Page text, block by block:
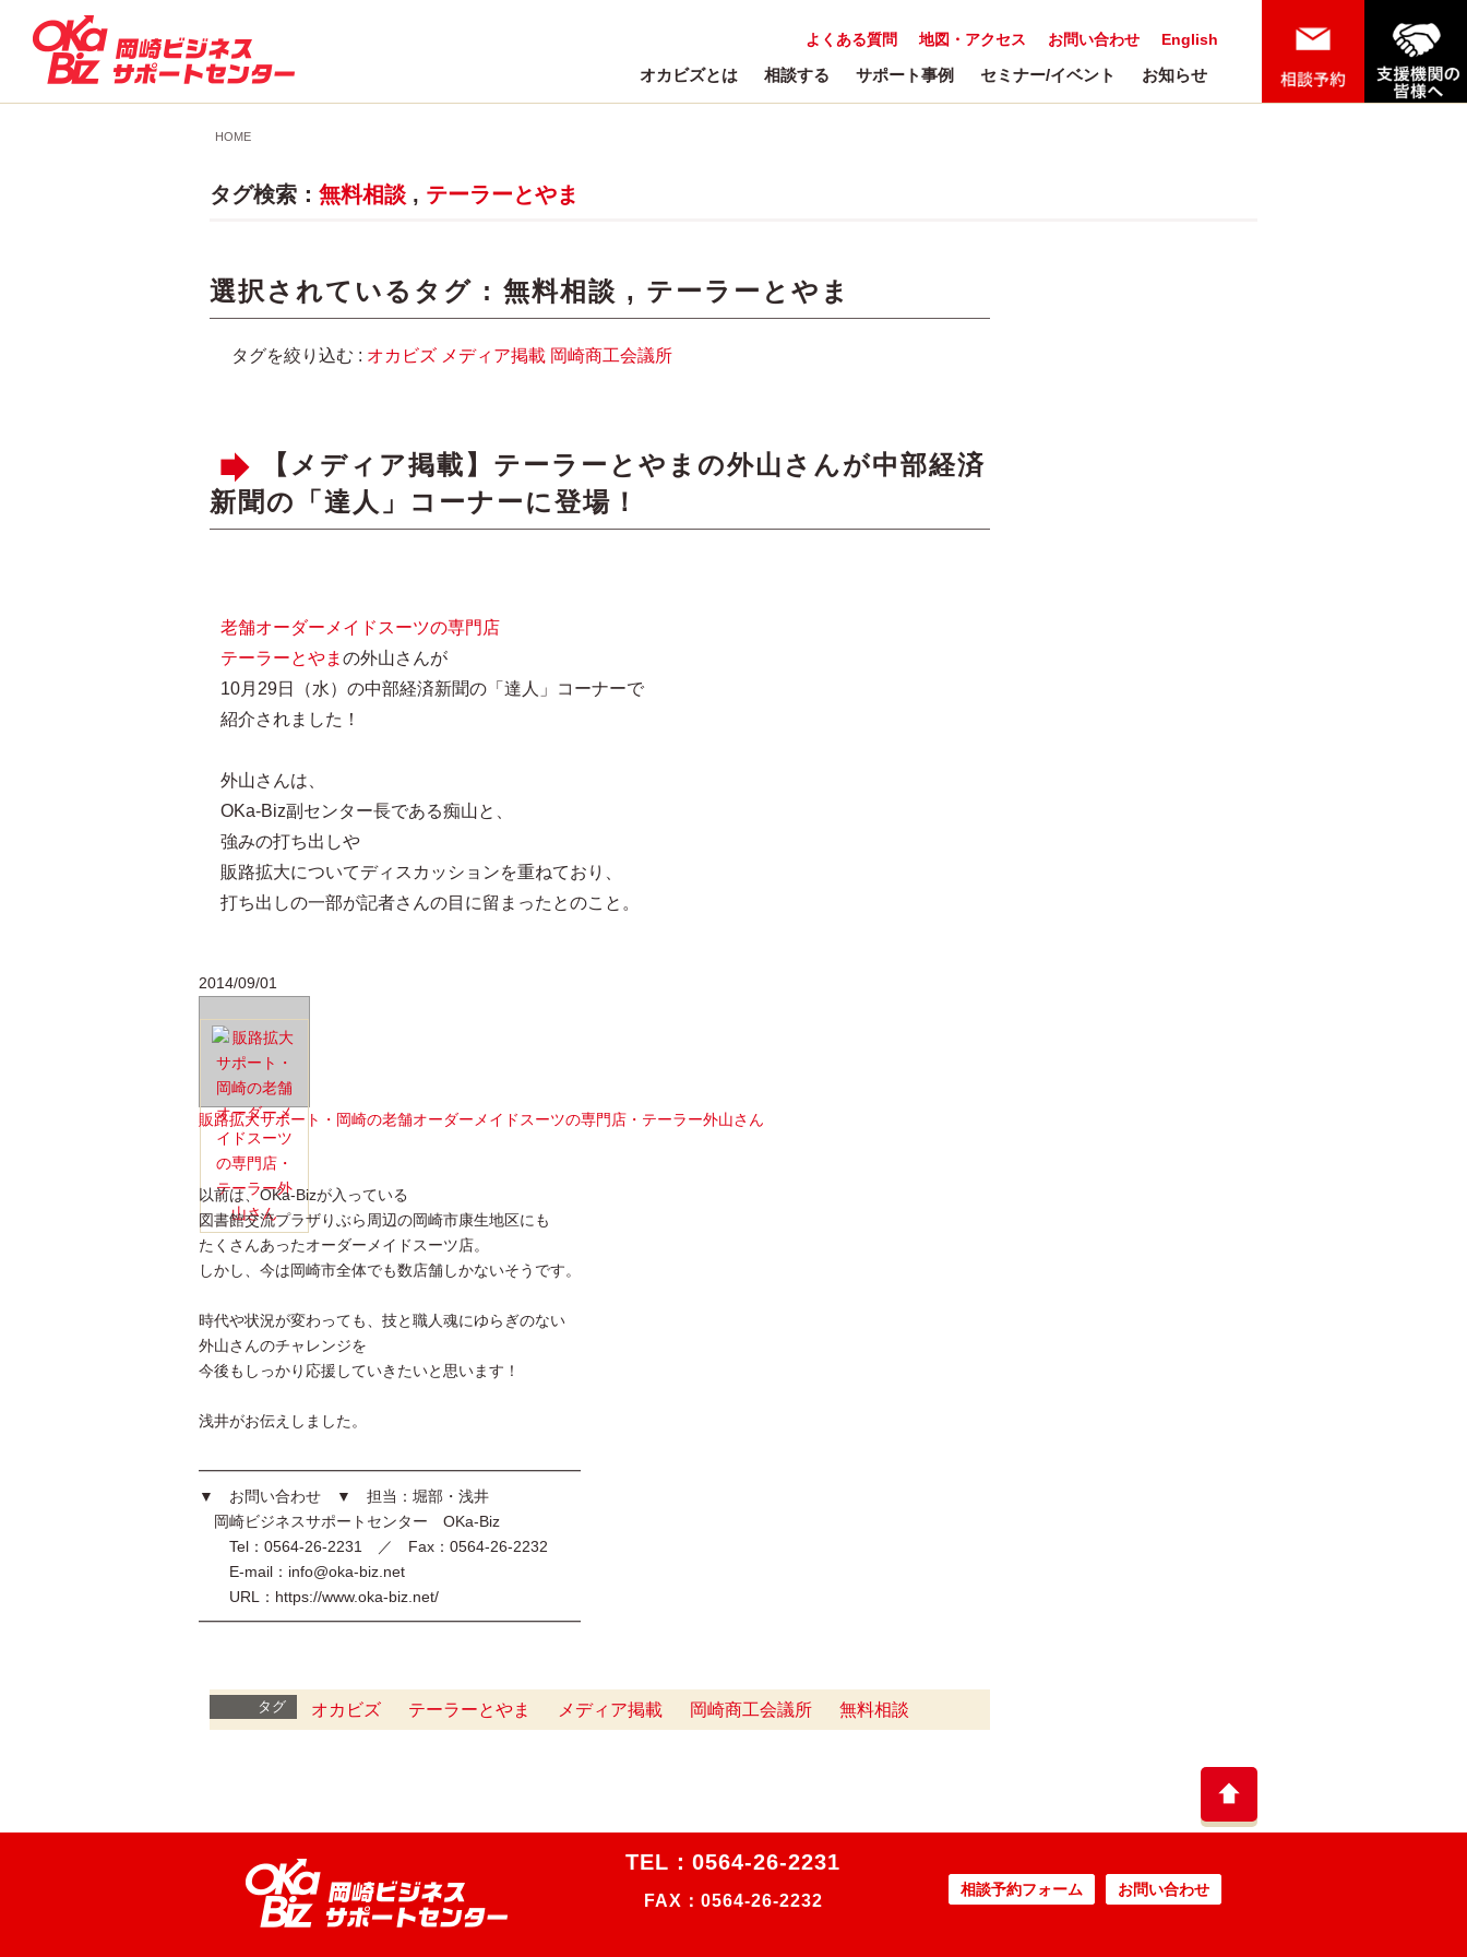
English
お問い合わせ
地図・アクセス
よくある質問
オカビズとは 相談する サポート事例 セミナー/イベント お知らせ
HOME
タグ検索： 無料相談 , テーラーとやま
選択されているタグ : 無料相談 , テーラーとやま
タグを絞り込む : オカビズ メディア掲載 岡崎商工会議所
【メディア掲載】テーラーとやまの外山さんが中部経済
新聞の「達人」コーナーに登場！
老舗オーダーメイドスーツの専門店
テーラーとやま の外山さんが
10月29日（水）の中部経済新聞の「達人」コーナーで
紹介されました！
外山さんは、
OKa-Biz副センター長である痴山と、
強みの打ち出しや
販路拡大についてディスカッションを重ねており、
打ち出しの一部が記者さんの目に留まったとのこと。
2014/09/01
販路拡大サポート・岡崎の老舗オーダーメイドスーツの専門店・テーラー外山さん
以前は、OKa-Bizが入っている
図書館交流プラザりぶら周辺の岡崎市康生地区にも
たくさんあったオーダーメイドスーツ店。
しかし、今は岡崎市全体でも数店舗しかないそうです。
時代や状況が変わっても、技と職人魂にゆらぎのない
外山さんのチャレンジを
今後もしっかり応援していきたいと思います！
浅井がお伝えしました。
━━━━━━━━━━━━━━━━━━━━━━━━━
▼ お問い合わせ ▼ 担当：堀部・浅井
岡崎ビジネスサポートセンター OKa-Biz
Tel：0564-26-2231 ／ Fax：0564-26-2232
E-mail：info@oka-biz.net
URL：https://www.oka-biz.net/
━━━━━━━━━━━━━━━━━━━━━━━━━
タグ オカビズ テーラーとやま メディア掲載 岡崎商工会議所 無料相談
TEL：0564-26-2231
FAX：0564-26-2232
相談予約フォーム お問い合わせ